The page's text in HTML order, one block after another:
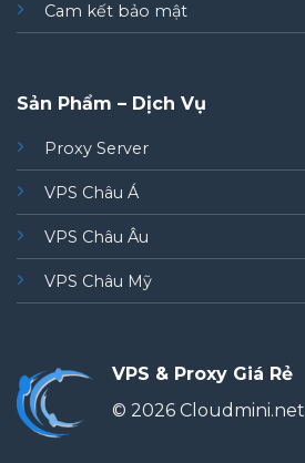
Cam kết bảo mật
Sản Phẩm – Dịch Vụ
Proxy Server
VPS Châu Á
VPS Châu Âu
VPS Châu Mỹ
VPS & Proxy Giá Rẻ
© 2026 Cloudmini.net